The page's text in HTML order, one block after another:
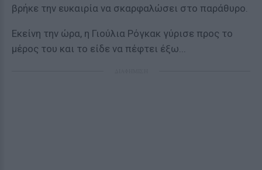
βρήκε την ευκαιρία να σκαρφαλώσει στο παράθυρο.
Εκείνη την ώρα, η Γιούλια Ρόγκακ γύρισε προς το
μέρος του και το είδε να πέφτει έξω...